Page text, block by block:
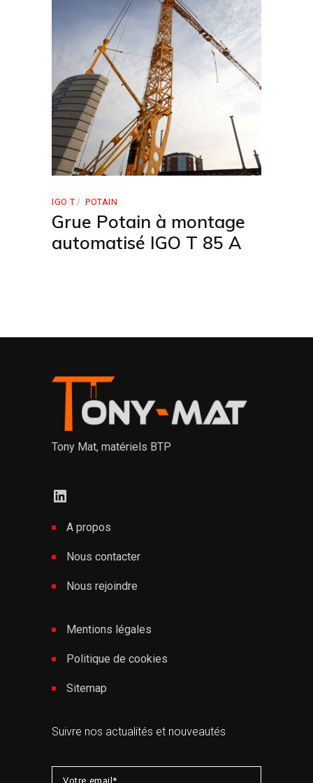
IGO T POTAIN
Grue Potain à montage
automatisé IGO T 85 A
Tony Mat, matériels BTP
LinkedIn
A propos
Nous contacter
Nous rejoindre
Mentions légales
Politique de cookies
Sitemap
Suivre nos actualités et nouveautés